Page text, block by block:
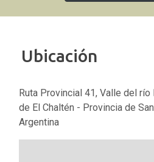
Ubicación
Ruta Provincial 41, Valle del
de El Chaltén - Provincia de
Argentina